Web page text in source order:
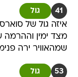
41 גול
איזה גול של
מצד ימין וההרמה
שמהאוויר ירה פנימה מ-12 מטרים.
53 גול